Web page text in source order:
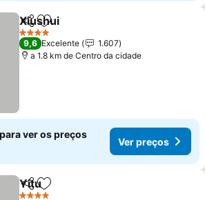
PartilharAdicionar aos favoritos
Xiushui
4 Estrelas
9,6 Excelente
1.607
a 1.8 km de Centro da cidade
ver os preços
Ver preços
PartilharAdicionar aos favoritos
Yitu